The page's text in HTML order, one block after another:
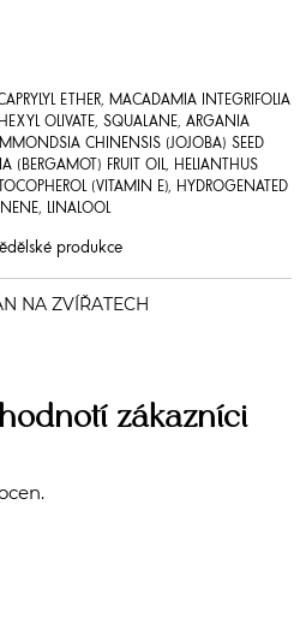
ETHER, MACADAMIA INTEGRIFOLIA
OLIVATE, SQUALANE, ARGANIA
CHINENSIS (JOJOBA) SEED
(BERGAMOT) FRUIT OIL, HELIANTHUS
(VITAMIN E), HYDROGENATED
LINALOOL
produkce
zákazníci